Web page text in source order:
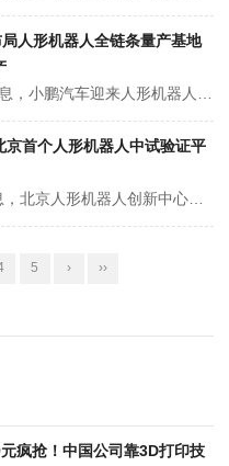
人形机器人全链条量产基地
京首个人形机器人中试验证平
5 › ››
疯抢！中国公司靠3D打印技